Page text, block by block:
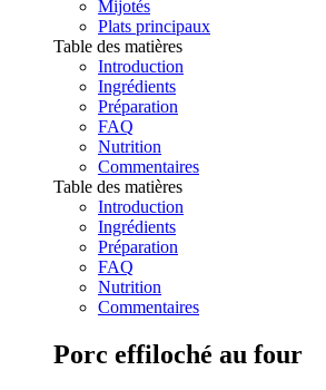
Mijotés
Plats principaux
Table des matières
Introduction
Ingrédients
Préparation
FAQ
Nutrition
Commentaires
Table des matières
Introduction
Ingrédients
Préparation
FAQ
Nutrition
Commentaires
Porc effiloché au four